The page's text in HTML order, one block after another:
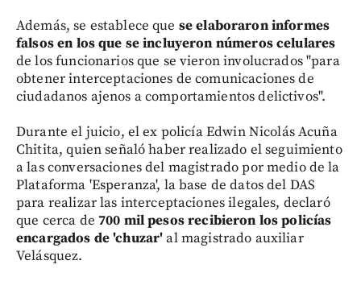
Además, se establece que se elaboraron informes
falsos en los que se incluyeron números celulares
de los funcionarios que se vieron involucrados "para
obtener interceptaciones de comunicaciones de
ciudadanos ajenos a comportamientos delictivos".
Durante el juicio, el ex policía Edwin Nicolás Acuña
Chitita, quien señaló haber realizado el seguimiento
a las conversaciones del magistrado por medio de la
Plataforma 'Esperanza', la base de datos del DAS
para realizar las interceptaciones ilegales, declaró
que cerca de 700 mil pesos recibieron los policías
encargados de 'chuzar'al magistrado auxiliar
Velásquez.